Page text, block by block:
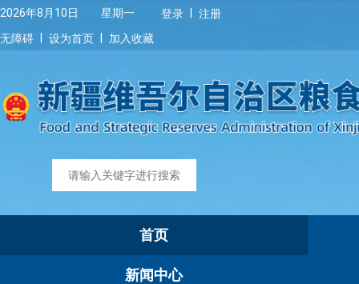
2026年8月10日 星期一 登录
注册
无障碍
设为首页 加入收藏
首页
新闻中心